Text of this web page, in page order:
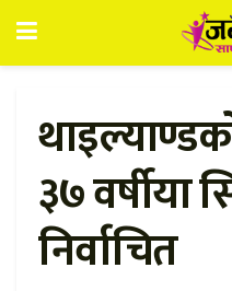
३७ वर्षीया
निर्वाचित